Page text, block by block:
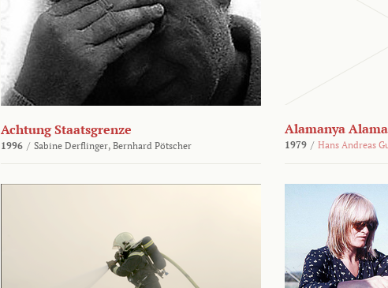
Achtung Staatsgrenze
1996 / Sabine Derflinger, Bernhard Pötscher
Alamanya
1979 / Hans Andreas